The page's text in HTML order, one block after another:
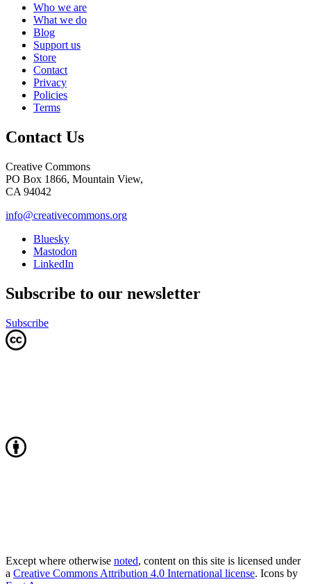
Who we are
What we do
Blog
Support us
Store
Contact
Privacy
Policies
Terms
Contact Us
Creative Commons
PO Box 1866, Mountain View,
CA 94042
info@creativecommons.org
Bluesky
Mastodon
LinkedIn
Subscribe to our newsletter
Subscribe
Except where otherwise noted, content on this site is licensed under
a Creative Commons Attribution 4.0 International license. Icons by